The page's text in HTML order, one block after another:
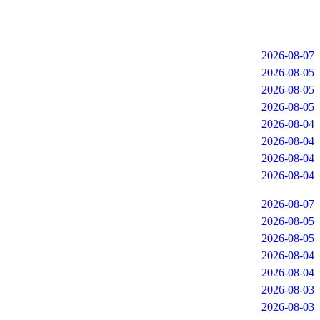
2026-08-07
2026-08-05
2026-08-05
2026-08-05
2026-08-04
2026-08-04
2026-08-04
2026-08-04
2026-08-07
2026-08-05
2026-08-05
2026-08-04
2026-08-04
2026-08-03
2026-08-03